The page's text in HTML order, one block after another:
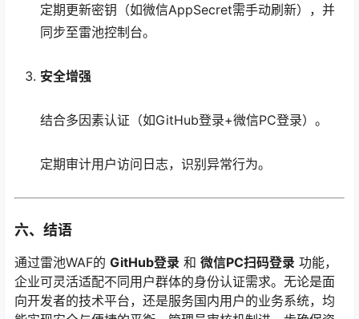
定期更新密钥（如微信AppSecret需手动刷新），并
同步至雷池控制台。
安全增强
结合多因素认证（如GitHub登录+微信PC登录）。
定期审计用户访问日志，识别异常行为。
六、结语
通过雷池WAF的 GitHub登录 和 微信PC扫码登录 功能，
企业可灵活适配不同用户群体的身份认证需求。无论是面
向开发者的技术平台，还是服务国内用户的业务系统，均